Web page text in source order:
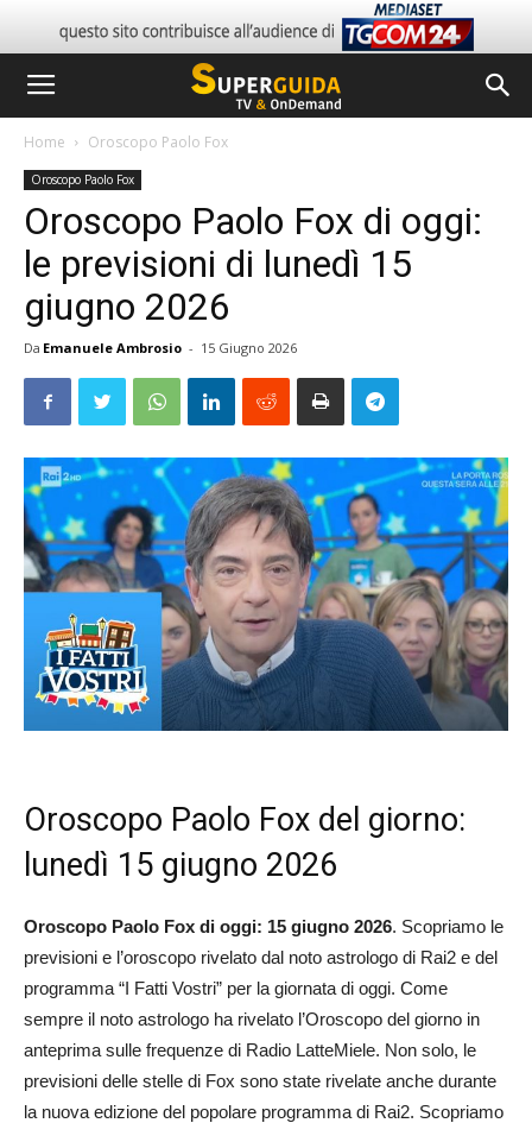
Home Oroscopo Paolo Fox
Oroscopo Paolo Fox
Oroscopo Paolo Fox di oggi:
le previsioni di lunedì 15
giugno 2026
Da Emanuele Ambrosio - 15 Giugno 2026
Oroscopo Paolo Fox del giorno:
lunedì 15 giugno 2026
Oroscopo Paolo Fox di oggi: 15 giugno 2026. Scopriamo le
previsioni e l’oroscopo rivelato dal noto astrologo di Rai2 e del
programma “I Fatti Vostri” per la giornata di oggi. Come
sempre il noto astrologo ha rivelato l’Oroscopo del giorno in
anteprima sulle frequenze di Radio LatteMiele. Non solo, le
previsioni delle stelle di Fox sono state rivelate anche durante
la nuova edizione del popolare programma di Rai2. Scopriamo